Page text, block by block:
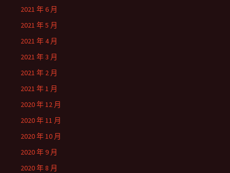
2021 年 6 月
2021 年 5 月
2021 年 4 月
2021 年 3 月
2021 年 2 月
2021 年 1 月
2020 年 12 月
2020 年 11 月
2020 年 10 月
2020 年 9 月
2020 年 8 月